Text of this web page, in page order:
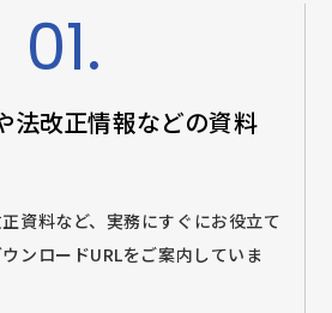
01.
法改正情報などの資料
資料など、実務にすぐにお役立て
ンロードURLをご案内していま